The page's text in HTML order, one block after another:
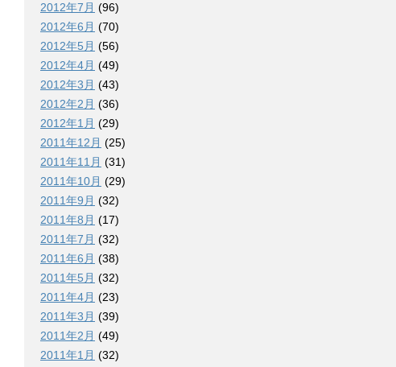
2012年7月 (96)
2012年6月 (70)
2012年5月 (56)
2012年4月 (49)
2012年3月 (43)
2012年2月 (36)
2012年1月 (29)
2011年12月 (25)
2011年11月 (31)
2011年10月 (29)
2011年9月 (32)
2011年8月 (17)
2011年7月 (32)
2011年6月 (38)
2011年5月 (32)
2011年4月 (23)
2011年3月 (39)
2011年2月 (49)
2011年1月 (32)